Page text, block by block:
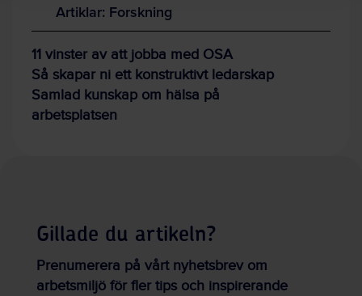
Artiklar: Forskning
11 vinster av att jobba med OSA
Så skapar ni ett konstruktivt ledarskap
Samlad kunskap om hälsa på
arbetsplatsen
Gillade du artikeln?
Prenumerera på vårt nyhetsbrev om
arbetsmiljö för fler tips och inspirerande